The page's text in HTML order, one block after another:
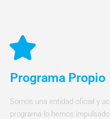
Programa Propio
Somos una entidad oficial y
programa lo hemos